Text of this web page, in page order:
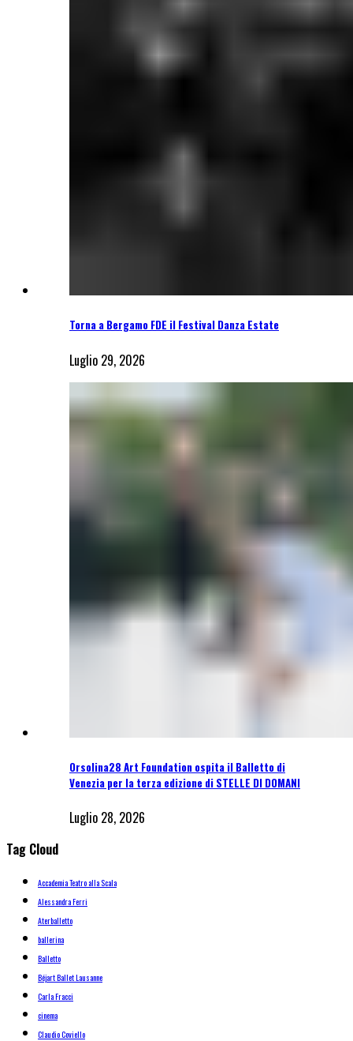
Torna a Bergamo FDE il Festival Danza Estate
Luglio 29, 2026
Orsolina28 Art Foundation ospita il Balletto di
Venezia per la terza edizione di STELLE DI DOMANI
Luglio 28, 2026
Tag Cloud
Accademia Teatro alla Scala
Alessandra Ferri
Aterballetto
ballerina
Balletto
Béjart Ballet Lausanne
Carla Fracci
cinema
Claudio Coviello